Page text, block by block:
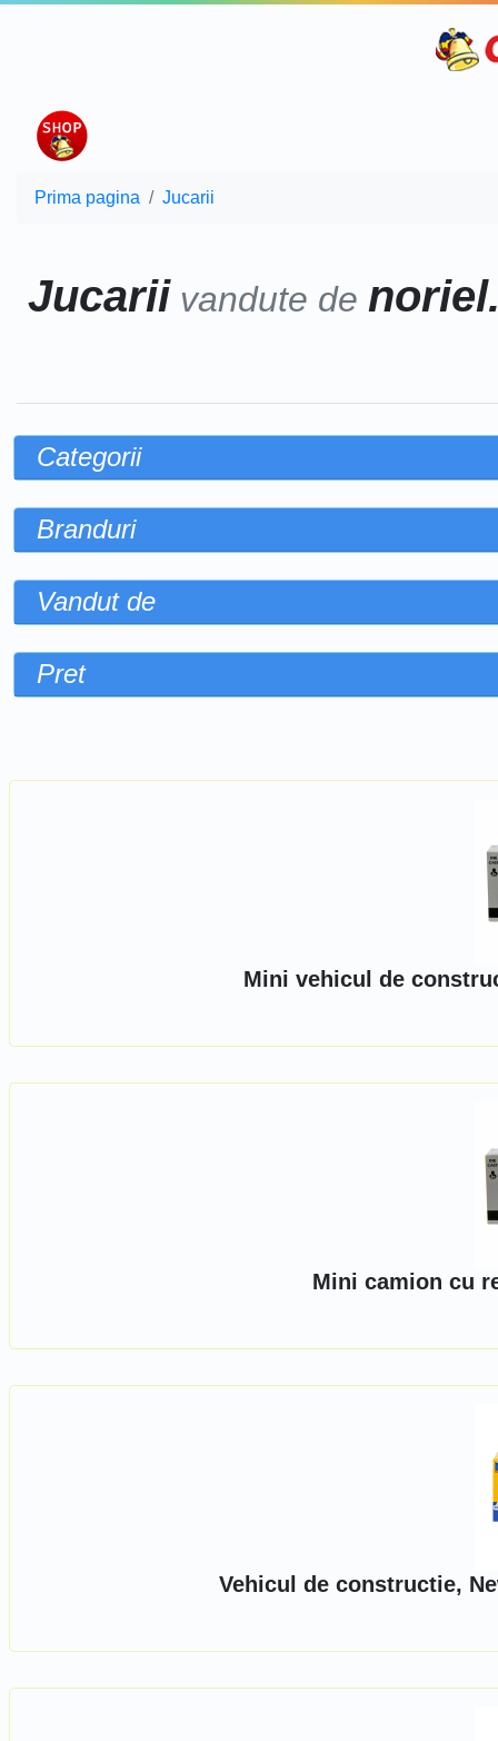
Prima pagina Jucarii
Jucarii vandute de
Categorii
Branduri
Vandut de
Pret
Mini vehicul de
Mini camion cu
Vehicul de constructie,